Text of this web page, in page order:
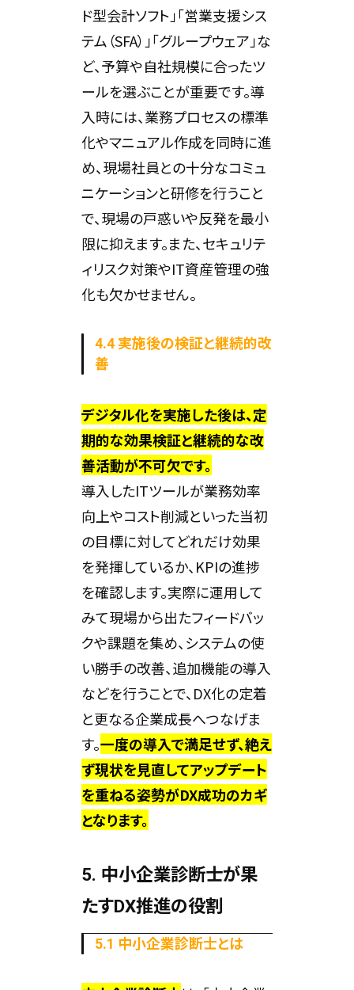
ド型会計ソフト」「営業支援シス
テム（SFA）」「グループウェア」な
ど、予算や自社規模に合ったツ
ールを選ぶことが重要です。導
入時には、業務プロセスの標準
化やマニュアル作成を同時に進
め、現場社員との十分なコミュ
ニケーションと研修を行うこと
で、現場の戸惑いや反発を最小
限に抑えます。また、セキュリテ
ィリスク対策やIT資産管理の強
化も欠かせません。
4.4 実施後の検証と継続的改
善
デジタル化を実施した後は、定
期的な効果検証と継続的な改
善活動が不可欠です。
導入したITツールが業務効率
向上やコスト削減といった当初
の目標に対してどれだけ効果
を発揮しているか、KPIの進捗
を確認します。実際に運用して
みて現場から出たフィードバッ
クや課題を集め、システムの使
い勝手の改善、追加機能の導入
などを行うことで、DX化の定着
と更なる企業成長へつなげま
す。一度の導入で満足せず、絶え
ず現状を見直してアップデート
を重ねる姿勢がDX成功のカギ
となります。
5. 中小企業診断士が果
たすDX推進の役割
5.1 中小企業診断士とは